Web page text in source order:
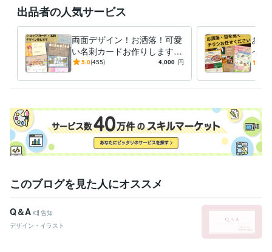
出品者の人気サービス
両面デザイン！お洒落！可愛
い名刺カードお作りします
こだわり！名刺やお店のポイ
か？
5.0(455) 4,000 円
お洒
イン
経験
このブログを見た人にオススメ
Q＆A
告知
デザイン・イラスト